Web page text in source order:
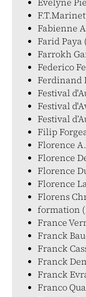
Fabienne
Farid Paya
Farrokh
Federico
Ferdinand
Festival
Festival
Festival
Filip
Florence
Florence
Florence
Florence
Florens
formation
France
Franck
Franck
Franck
Franck
Franco